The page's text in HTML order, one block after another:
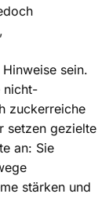
sein.
nicht-
zuckerreiche
setzen gezielte
an: Sie
stärken und